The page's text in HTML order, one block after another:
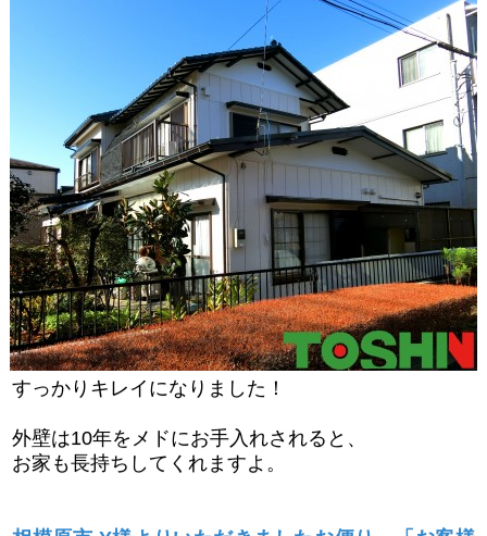
すっかりキレイになりました！
外壁は10年をメドにお手入れされると、
お家も長持ちしてくれますよ。